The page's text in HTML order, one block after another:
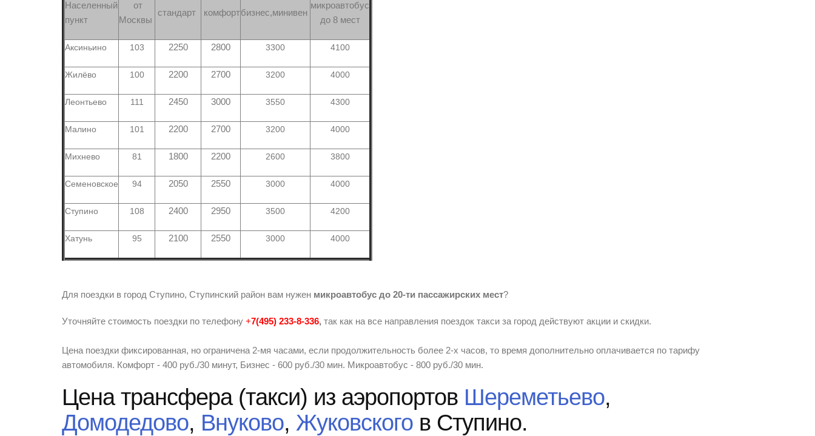
Населенный
пункт
от
Москвы
стандарт комфортбизнес,минивен
микроавтобус
до 8 мест
Аксиньино 103 2250 2800 3300 4100
Жилёво 100 2200 2700 3200 4000
Леонтьево 111 2450 3000 3550 4300
Малино 101 2200 2700 3200 4000
Михнево 81 1800 2200 2600 3800
Семеновское 94 2050 2550 3000 4000
Ступино 108 2400 2950 3500 4200
Хатунь 95 2100 2550 3000 4000
Для поездки в город Ступино, Ступинский район вам нужен микроавтобус до 20-ти пассажирских мест?
Уточняйте стоимость поездки по телефону +7(495) 233-8-336, так как на все направления поездок такси за город действуют акции и скидки.
Цена поездки фиксированная, но ограничена 2-мя часами, если продолжительность более 2-х часов, то время дополнительно оплачивается по тарифу
автомобиля. Комфорт - 400 руб./30 минут, Бизнес - 600 руб./30 мин. Микроавтобус - 800 руб./30 мин.
Цена трансфера (такси) из аэропортов Шереметьево,
Домодедово, Внуково, Жуковского в Ступино.